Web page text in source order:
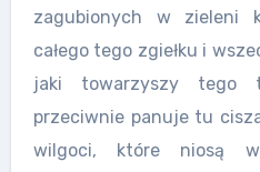
zagubionych w zieleni
całego tego zgiełku i
jaki towarzyszy tego
przeciwnie panuje tu
wilgoci, które niosą